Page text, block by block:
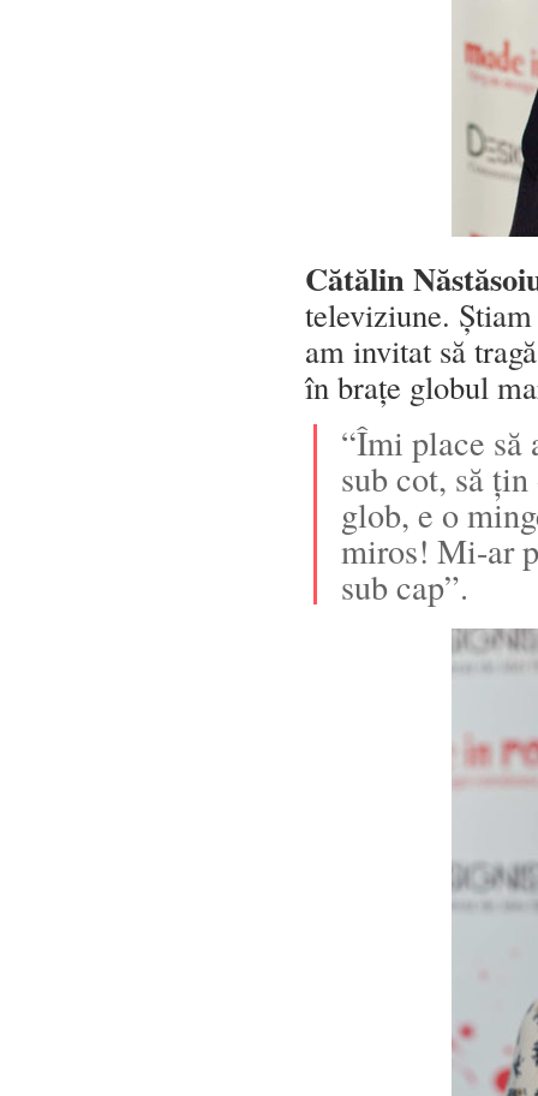
Cătălin
televiziune.
am invitat să
în brațe globul
“Îmi place să
sub cot, să
glob, e o
miros! Mi-ar
sub cap”.